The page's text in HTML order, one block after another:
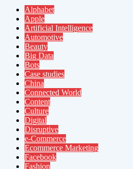
Alphabet
Apple
Artificial Intelligence
Automotive
Beauty
Big Data
Bots
Case studies
China
Connected World
Content
Culture
Digital
Disruptive
e-Commerce
Ecommerce Marketing
Facebook
Fashion